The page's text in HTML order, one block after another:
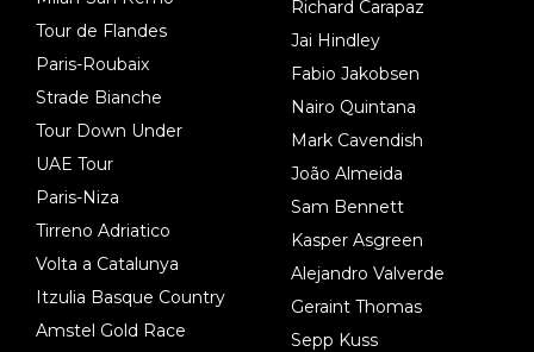
Tour de Flandes
Paris-Roubaix
Strade Bianche
Tour Down Under
UAE Tour
Paris-Niza
Tirreno Adriatico
Volta a Catalunya
Itzulia Basque Country
Amstel Gold Race
Richard Carapaz
Jai Hindley
Fabio Jakobsen
Nairo Quintana
Mark Cavendish
João Almeida
Sam Bennett
Kasper Asgreen
Alejandro Valverde
Geraint Thomas
Sepp Kuss